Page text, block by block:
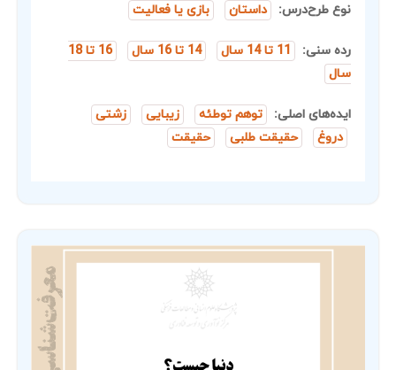
نوع طرح‌درس: داستان بازی یا فعالیت
رده سنی: 11 تا 14 سال 14 تا 16 سال
16 تا 18
سال
ایده‌های اصلی: توهم توطئه زیبایی
زشتی
دروغ
حقیقت طلبی حقیقت